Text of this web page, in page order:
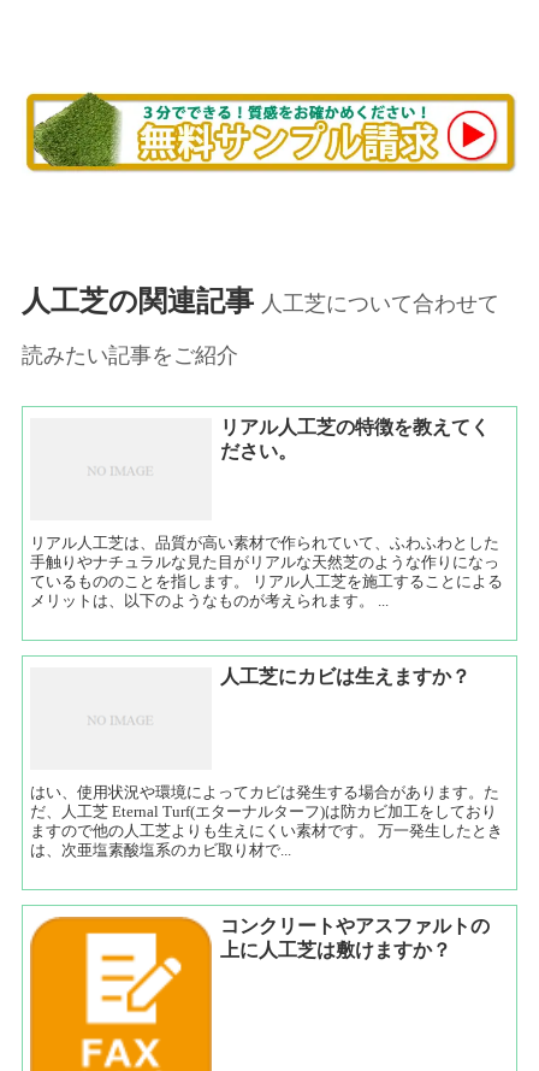
人工芝の関連記事 人工芝について合わせて
読みたい記事をご紹介
リアル人工芝の特徴を教えてく
ださい。
リアル人工芝は、品質が高い素材で作られていて、ふわふわとした
手触りやナチュラルな見た目がリアルな天然芝のような作りになっ
ているもののことを指します。 リアル人工芝を施工することによる
メリットは、以下のようなものが考えられます。 ...
人工芝にカビは生えますか？
はい、使用状況や環境によってカビは発生する場合があります。た
だ、人工芝 Eternal Turf(エターナルターフ)は防カビ加工をしており
ますので他の人工芝よりも生えにくい素材です。 万一発生したとき
は、次亜塩素酸塩系のカビ取り材で...
コンクリートやアスファルトの
上に人工芝は敷けますか？